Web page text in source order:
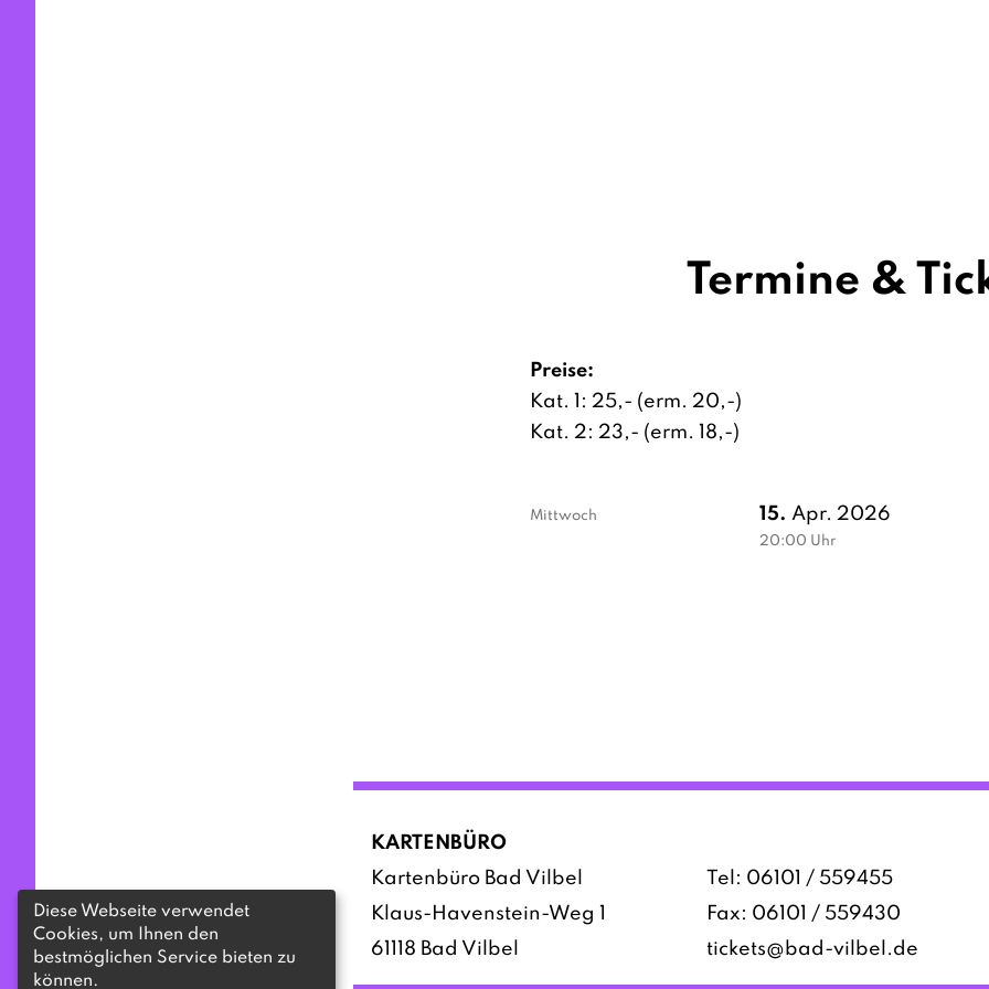
Termine &
Preise:
Kat. 1: 25,- (erm. 20,-)
Kat. 2: 23,- (erm. 18,-)
Mittwoch 15. Apr. 2026
20:00 Uhr
KARTENBÜRO
Kartenbüro Bad Vilbel
Klaus-Havenstein-Weg 1
61118 Bad Vilbel
Tel: 06101 / 559455
Fax: 06101 / 559430
tickets@bad-vilbel.de
Diese Webseite verwendet
Cookies, um Ihnen den
bestmöglichen Service bieten zu
können.